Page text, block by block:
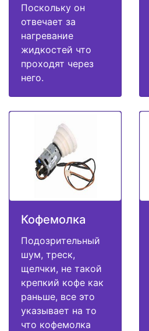
Поскольку он
отвечает за
нагревание
жидкостей что
проходят через
него.
Кофемолка
Подозрительный
шум, треск,
щелчки, не такой
крепкий кофе как
раньше, все это
указывает на то
что кофемолка